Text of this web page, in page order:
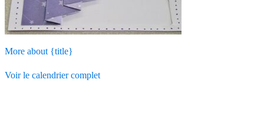
More about {title}
Voir le calendrier complet